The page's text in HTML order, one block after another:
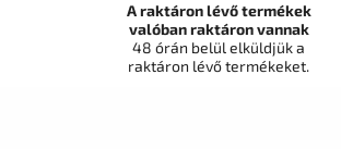
A raktáron lévő termékek
valóban raktáron vannak
48 órán belül elküldjük a
raktáron lévő termékeket.